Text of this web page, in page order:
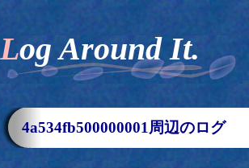
Log Around It.
4a534fb500000001周辺のログ